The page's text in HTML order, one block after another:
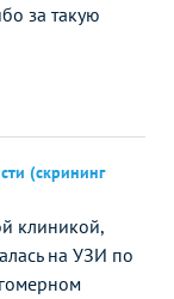
за такую
(скрининг
клиникой,
на УЗИ по